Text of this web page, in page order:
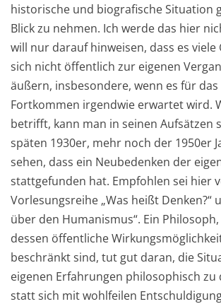
historische und biografische Situation
Blick zu nehmen. Ich werde das hier
will nur darauf hinweisen, dass es viele
sich nicht öffentlich zur eigenen
äußern, insbesondere, wenn es für das
Fortkommen irgendwie erwartet wird.
betrifft, kann man in seinen Aufsätzen
späten 1930er, mehr noch der 1950er
sehen, dass ein Neubedenken der
stattgefunden hat. Empfohlen sei hier
Vorlesungsreihe „Was heißt Denken?“
über den Humanismus“. Ein
dessen öffentliche
beschränkt sind, tut gut daran, die
eigenen Erfahrungen philosophisch zu
statt sich mit wohlfeilen